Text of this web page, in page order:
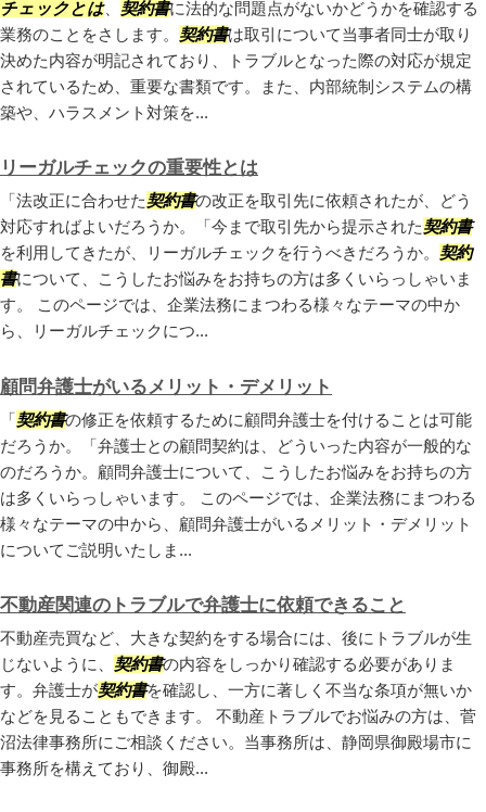
チェックとは、 契約書に法的な問題点がないかどうかを確認する
業務のことをさします。 契約書は取引について当事者同士が取り
決めた内容が明記されており、トラブルとなった際の対応が規定
されているため、重要な書類です。また、内部統制システムの構
築や、ハラスメント対策を...
リーガルチェックの重要性とは
「法改正に合わせた契約書の改正を取引先に依頼されたが、どう
対応すればよいだろうか。「今まで取引先から提示された契約書
を利用してきたが、リーガルチェックを行うべきだろうか。 契約
書について、こうしたお悩みをお持ちの方は多くいらっしゃいま
す。 このページでは、企業法務にまつわる様々なテーマの中か
ら、リーガルチェックにつ...
顧問弁護士がいるメリット・デメリット
「契約書の修正を依頼するために顧問弁護士を付けることは可能
だろうか。「弁護士との顧問契約は、どういった内容が一般的な
のだろうか。顧問弁護士について、こうしたお悩みをお持ちの方
は多くいらっしゃいます。 このページでは、企業法務にまつわる
様々なテーマの中から、顧問弁護士がいるメリット・デメリット
についてご説明いたしま...
不動産関連のトラブルで弁護士に依頼できること
不動産売買など、大きな契約をする場合には、後にトラブルが生
じないように、 契約書の内容をしっかり確認する必要がありま
す。弁護士が契約書を確認し、一方に著しく不当な条項が無いか
などを見ることもできます。 不動産トラブルでお悩みの方は、菅
沼法律事務所にご相談ください。当事務所は、静岡県御殿場市に
事務所を構えており、御殿...